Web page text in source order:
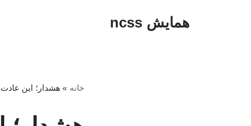
همایش ncss
خانه »هشدار؛ این